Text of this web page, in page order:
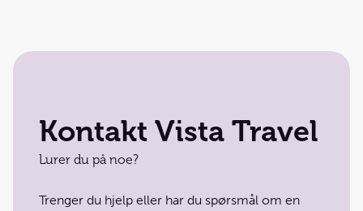
Kontakt Vista Travel
Lurer du på noe?
Trenger du hjelp eller har du spørsmål om en